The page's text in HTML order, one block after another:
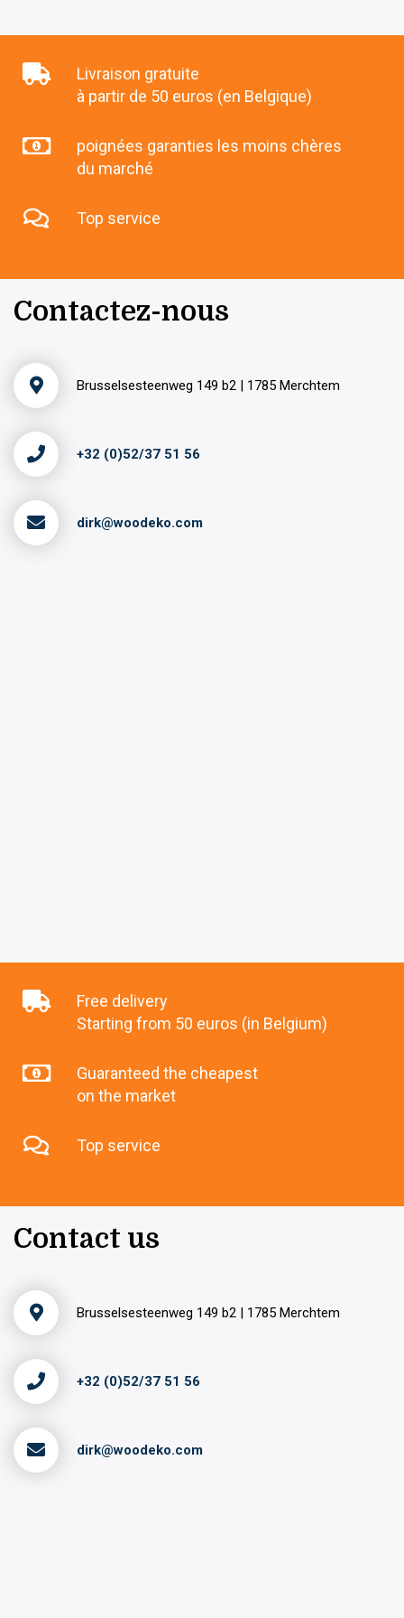
Livraison gratuite
à partir de 50 euros (en Belgique)
poignées garanties les moins chères
du marché
Top service
Contactez-nous
Brusselsesteenweg 149 b2 | 1785 Merchtem
+32 (0)52/37 51 56
dirk@woodeko.com
Free delivery
Starting from 50 euros (in Belgium)
Guaranteed the cheapest
on the market
Top service
Contact us
Brusselsesteenweg 149 b2 | 1785 Merchtem
+32 (0)52/37 51 56
dirk@woodeko.com